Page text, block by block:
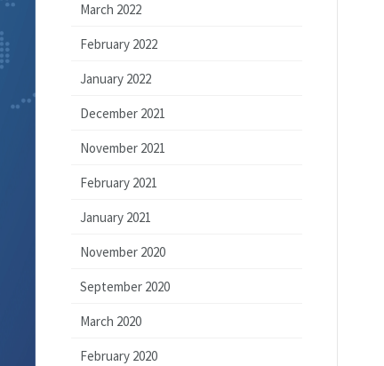
March 2022
February 2022
January 2022
December 2021
November 2021
February 2021
January 2021
November 2020
September 2020
March 2020
February 2020